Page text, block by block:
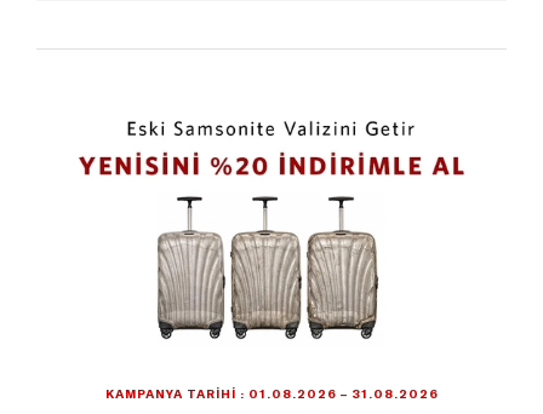
KAMPANYA TARIHI : 01.08.2026 – 31.08.2026